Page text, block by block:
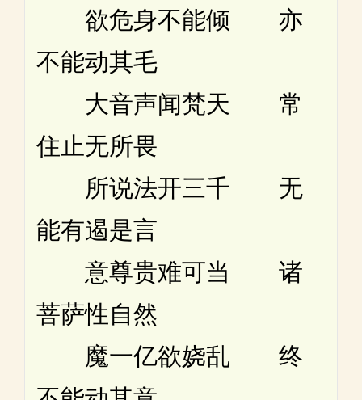
欲危身不能倾 亦
不能动其毛
大音声闻梵天 常
住止无所畏
所说法开三千 无
能有遏是言
意尊贵难可当 诸
菩萨性自然
魔一亿欲娆乱 终